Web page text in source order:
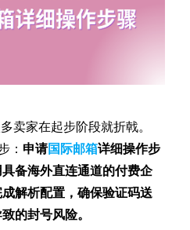
卖家在起步阶段就折戟。
： 申请国际邮箱详细操作步
备海外直连通道的付费企
解析配置，确保验证码送
的封号风险。